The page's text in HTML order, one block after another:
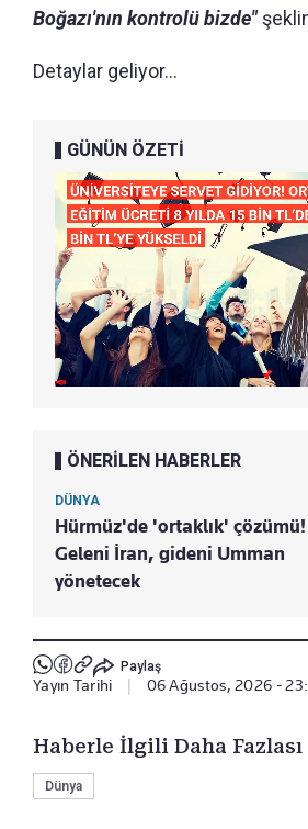
Boğazı'nın kontrolü bizde"
Detaylar geliyor...
GÜNÜN ÖZETİ
ÖNERİLEN HABERLER
DÜNYA
Hürmüz'de 'ortaklık' çözümü!
Geleni İran, gideni Umman
yönetecek
Paylaş
Yayın Tarihi 06 Ağustos, 2026 -
Haberle İlgili Daha Fazlası
Dünya